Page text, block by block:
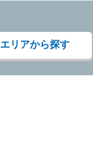
エリアから探す